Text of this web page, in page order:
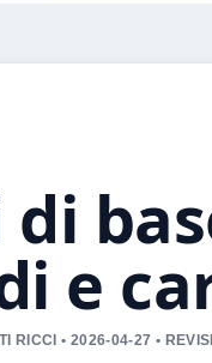
di
e
RICCI • 2026-04-27 •